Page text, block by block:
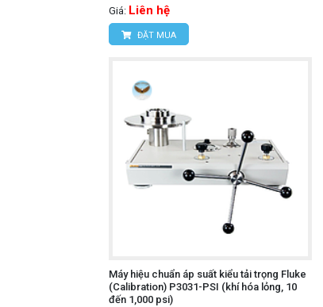
Giá: Liên hệ
ĐẶT MUA
Máy hiệu chuẩn áp suất kiểu tải trọng Fluke
(Calibration) P3031-PSI (khí hóa lỏng, 10
đến 1,000 psi)